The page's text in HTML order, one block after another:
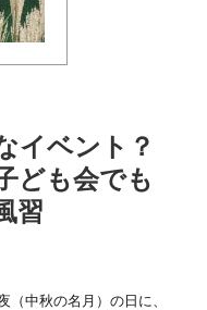
イベント？
ども会でも
習
（中秋の名月）の日に、